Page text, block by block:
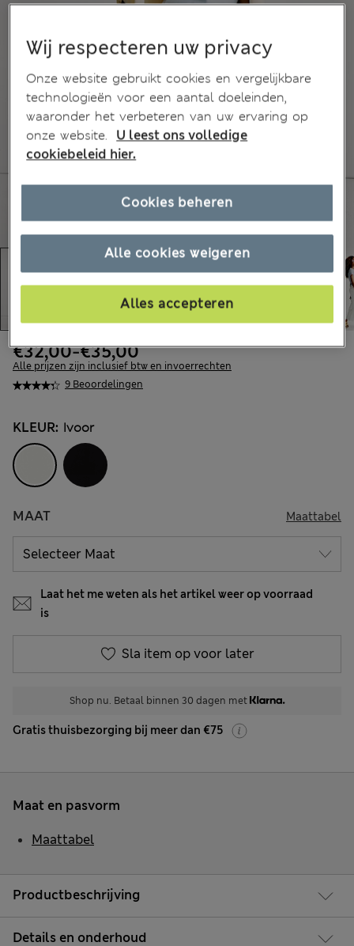
9 Beoordelingen
€32,00-€35,00
Alle prijzen zijn inclusief btw en invoerrechten
KLEUR: Ivoor
MAAT Maattabel
Laat het me weten als het artikel weer op voorraad
is
Sla item op voor later
Shop nu. Betaal binnen 30 dagen met
Gratis thuisbezorging bij meer dan €75
Productbeschrijving
Details en onderhoud
Maat en pasvorm
Maattabel
Wij respecteren uw privacy
Onze website gebruikt cookies en vergelijkbare
technologieën voor een aantal doeleinden,
waaronder het verbeteren van uw ervaring op
onze website.
U leest ons volledige
cookiebeleid hier.
Alle cookies weigeren
Alles accepteren
Cookies beheren